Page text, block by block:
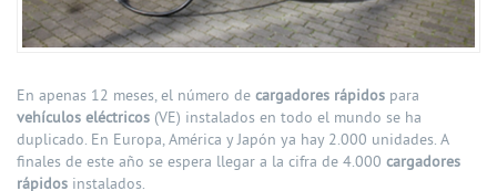
En apenas 12 meses, el número de cargadores rápidos para
vehículos eléctricos (VE) instalados en todo el mundo se ha
duplicado. En Europa, América y Japón ya hay 2.000 unidades. A
finales de este año se espera llegar a la cifra de 4.000 cargadores
rápidos instalados.